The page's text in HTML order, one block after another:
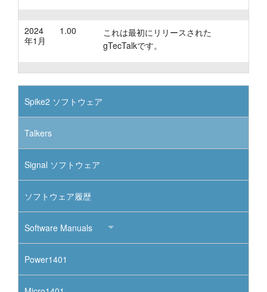
2024
年1月
1.00
これは最初にリリースされた
gTecTalkです。
Spike2 ソフトウェア
Talkers
Signal ソフトウェア
ソフトウェア履歴
Software Manuals
Power1401